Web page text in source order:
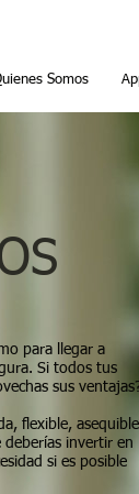
para llegar a
Si todos tus
sus
flexible, asequible
invertir en
si es posible
Somos